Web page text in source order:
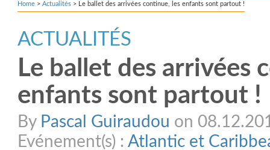
Home > Actualités > Le ballet des arrivées continue, les enfants sont partout !
ACTUALITÉS
Le ballet des arrivées
enfants sont partout !
By Pascal Guiraudou on
Evénement(s) : Atlantic et